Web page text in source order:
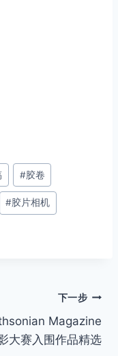
#胶卷
#胶片相机
下一步
Magazine
大赛入围作品精选